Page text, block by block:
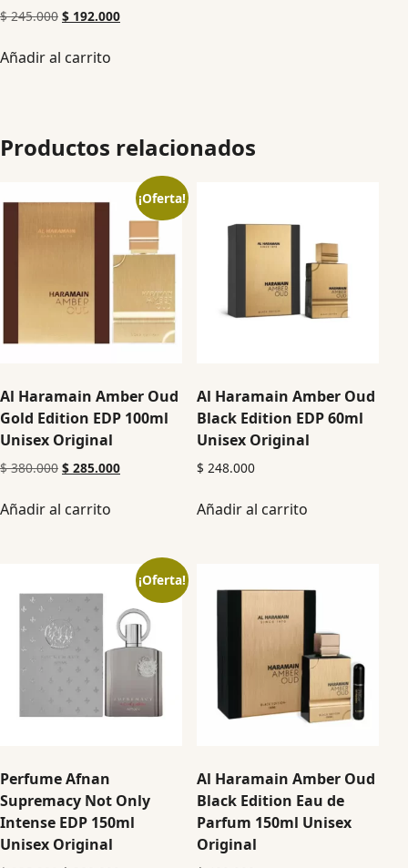
$245.000 $ 192.000
Añadir al carrito
Productos relacionados
¡Oferta!
Al Haramain Amber Oud
Gold Edition EDP 100ml
Unisex Original
$380.000 $ 285.000
Añadir al carrito
Al Haramain Amber Oud
Black Edition EDP 60ml
Unisex Original
$ 248.000
Añadir al carrito
¡Oferta!
Perfume Afnan
Supremacy Not Only
Intense EDP 150ml
Unisex Original
Al Haramain Amber Oud
Black Edition Eau de
Parfum 150ml Unisex
Original